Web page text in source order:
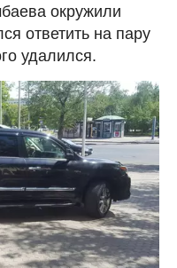
окружили
ответить на пару
удалился.